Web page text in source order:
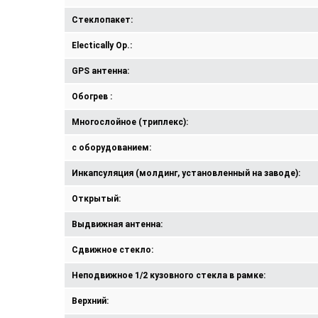
Стеклопакет:
Electically Op.:
GPS антенна:
Обогрев :
Многослойное (триплекс):
с оборудованием:
Инкапсуляция (молдинг, установленный на заводе):
Открытый:
Выдвижная антенна:
Сдвижное стекло:
Неподвижное 1/2 кузовного стекла в рамке:
Верхний: